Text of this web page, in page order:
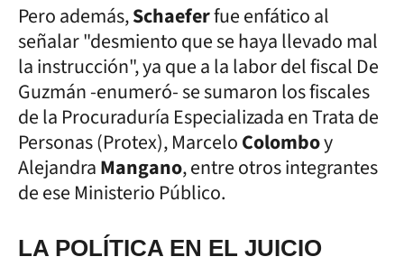
Pero además,Schaeferfue enfático al
señalar "desmiento que se haya llevado mal
la instrucción", ya que a la labor del fiscal De
Guzmán -enumeró- se sumaron los fiscales
de la Procuraduría Especializada en Trata de
Personas (Protex), MarceloColomboy
AlejandraMangano, entre otros integrantes
de ese Ministerio Público.
LA POLÍTICA EN EL JUICIO